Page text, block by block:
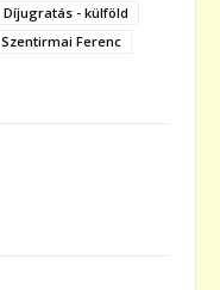
Díjugratás - külföld
Szentirmai Ferenc